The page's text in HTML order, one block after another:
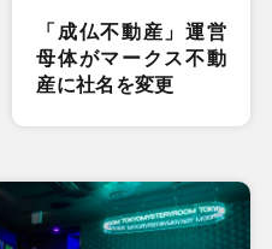
「成仏不動産」運営
母体がマークス不動
産に社名を変更